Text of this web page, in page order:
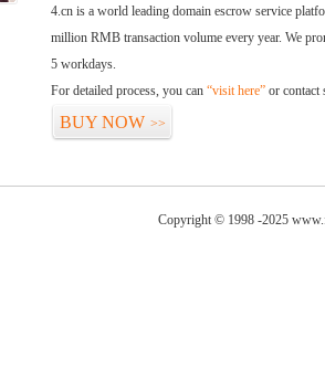
4.cn is a world leading domain escrow service
million RMB transaction volume every year. We
5 workdays.
For detailed process, you can “visit here” or contact
BUY NOW >>
Copyright © 1998 -2025